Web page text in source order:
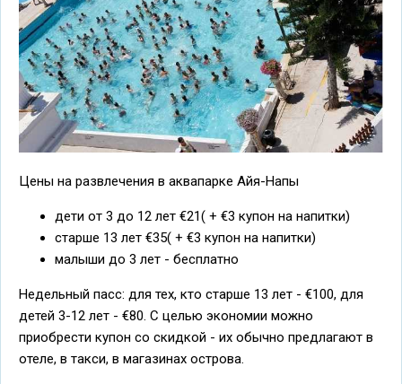
Цены на развлечения в аквапарке Айя-Напы
дети от 3 до 12 лет €21( + €3 купон на напитки)
старше 13 лет €35( + €3 купон на напитки)
малыши до 3 лет - бесплатно
Недельный пасс: для тех, кто старше 13 лет - €100, для
детей 3-12 лет - €80. С целью экономии можно
приобрести купон со скидкой - их обычно предлагают в
отеле, в такси, в магазинах острова.